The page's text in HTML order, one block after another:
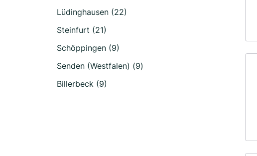
Lüdinghausen (22)
Steinfurt (21)
Schöppingen (9)
Senden (Westfalen) (9)
Billerbeck (9)